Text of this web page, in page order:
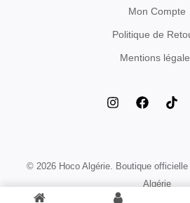
Mon Compte
Politique de
Mentions
© 2026 Hoco Algérie. Boutique officielle
Algérie